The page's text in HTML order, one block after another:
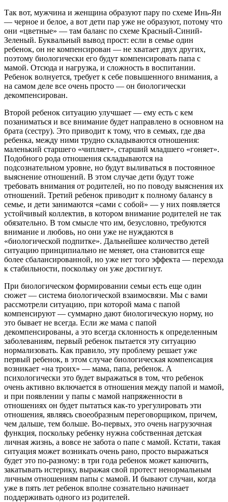
Так вот, мужчина и женщина образуют пару по схеме Инь-Ян
— черное и белое, а вот дети пар уже не образуют, потому что
они «цветные» — там баланс по схеме Красный-Синий-
Зеленый. Буквальный вывод прост: если в семье один
ребенок, он не компенсирован — не хватает двух других,
поэтому биологически его будут компенсировать папа с
мамой. Отсюда и нагрузка, и сложность в воспитании.
Ребенок волнуется, требует к себе повышенного внимания, а
на самом деле все очень просто — он биологически
декомпенсирован.
Второй ребенок ситуацию улучшает — ему есть с кем
позаниматься и все внимание будет направлено в основном на
брата (сестру). Это приводит к тому, что в семьях, где два
ребенка, между ними трудно складываются отношения:
маленький старшего «чипляет», старший младшего «гоняет».
Подобного рода отношения складываются на
подсознательном уровне, но будут выливаться в постоянное
выяснение отношений. В этом случае дети будут тоже
требовать внимания от родителей, но по поводу выяснения их
отношений. Третий ребенок приводит к полному балансу в
семье, и дети занимаются «сами с собой» — у них появляется
устойчивый коллектив, в котором внимание родителей не так
обязательно. В том смысле что им, безусловно, требуются
внимание и любовь, но они уже не нуждаются в
«биологической подпитке». Дальнейшее количество детей
ситуацию принципиально не меняет, она становится еще
более сбалансированной, но уже нет того эффекта — перехода
к стабильности, поскольку он уже достигнут.
При биологическом формировании семьи есть еще один
сюжет — система биологической взаимосвязи. Мы с вами
рассмотрели ситуацию, при которой мама с папой
компенсируют — суммарно дают биологическую норму, но
это бывает не всегда. Если же мама с папой
декомпенсированы, а это всегда склонность к определенным
заболеваниям, первый ребенок пытается эту ситуацию
нормализовать. Как правило, эту проблему решает уже
первый ребенок, в этом случае биологическая компенсация
возникает «на троих» — мама, папа, ребенок. А
психологически это будет выражаться в том, что ребенок
очень активно включается в отношения между папой и мамой,
и при появлении у папы с мамой напряженности в
отношениях он будет пытаться как-то урегулировать эти
отношения, являясь своеобразным переговорщиком, причем,
чем дальше, тем больше. Во-первых, это очень нагрузочная
функция, поскольку ребенку нужна собственная детская
личная жизнь, а вовсе не забота о папе с мамой. Кстати, такая
ситуация может возникать очень рано, просто выражаться
будет это по-разному: в три года ребенок может канючить,
закатывать истерику, выражая свой протест ненормальным
личным отношениям папы с мамой. И бывают случаи, когда
уже в пять лет ребенок вполне сознательно начинает
поддерживать одного из родителей.